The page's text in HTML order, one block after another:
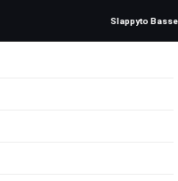
Slappyto Basse